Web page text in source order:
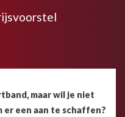
maar wil je niet
er een aan te schaffen?